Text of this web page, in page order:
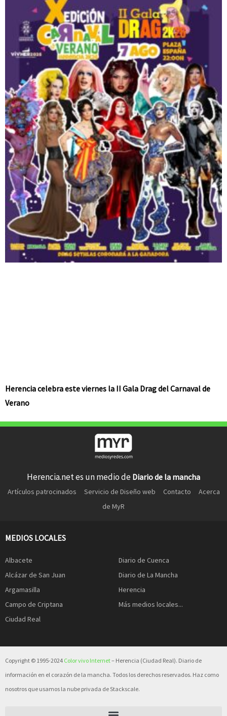
Herencia celebra este viernes la II Gala Drag del Carnaval de
Verano
Herencia.net es un medio de Diario de la mancha
Artículos patrocinados Servicio de Diseño web Contacto
Acerca
de MyR
MEDIOS LOCALES
Albacete
Alcázar de San Juan
Argamasilla
Campo de Criptana
Ciudad Real
Diario de Cuenca
Diario de La Mancha
Herencia
Más medios locales...
Copyright © 1995-2024 Color vivo Internet– Herencia (Ciudad Real). Diario de
información en el corazón de la mancha. Todos los derechos reservados. Haz como
nosotros que usamos la nube privada de Stackscale.